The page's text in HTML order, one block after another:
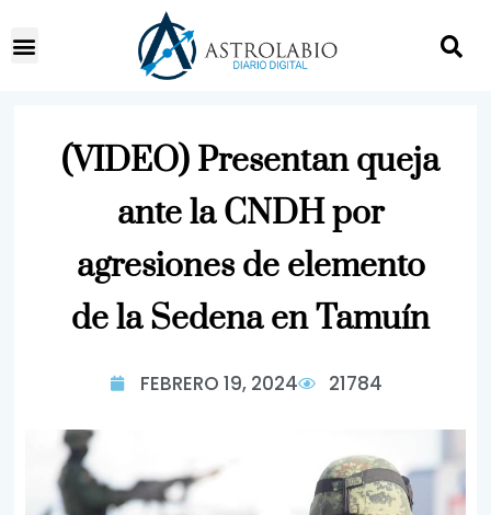
(VIDEO) Presentan queja
ante la CNDH por
agresiones de elemento
de la Sedena en Tamuín
FEBRERO 19, 2024 21784